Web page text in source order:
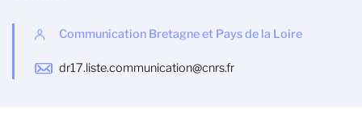
Communication Bretagne et Pays de la Loire
dr17.liste.communication@cnrs.fr